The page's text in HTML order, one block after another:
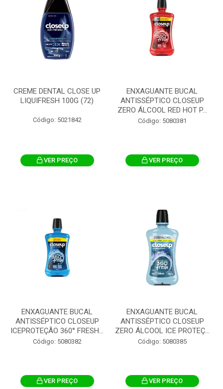
CREME DENTAL CLOSE UP
LIQUIFRESH 100G (72)
Código: 5021842
VER PREÇO
ENXAGUANTE BUCAL
ANTISSÉPTICO CLOSEUP
ZERO ÁLCOOL RED HOT P...
Código: 5080381
VER PREÇO
ENXAGUANTE BUCAL
ANTISSÉPTICO CLOSEUP
ICEPROTEÇÃO 360° FRESH...
Código: 5080382
VER PREÇO
ENXAGUANTE BUCAL
ANTISSÉPTICO CLOSEUP
ZERO ÁLCOOL ICE PROTEÇ...
Código: 5080385
VER PREÇO